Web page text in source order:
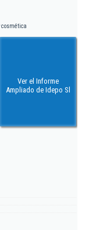
cosmética
Ver el Informe
Ampliado de Idepo Sl